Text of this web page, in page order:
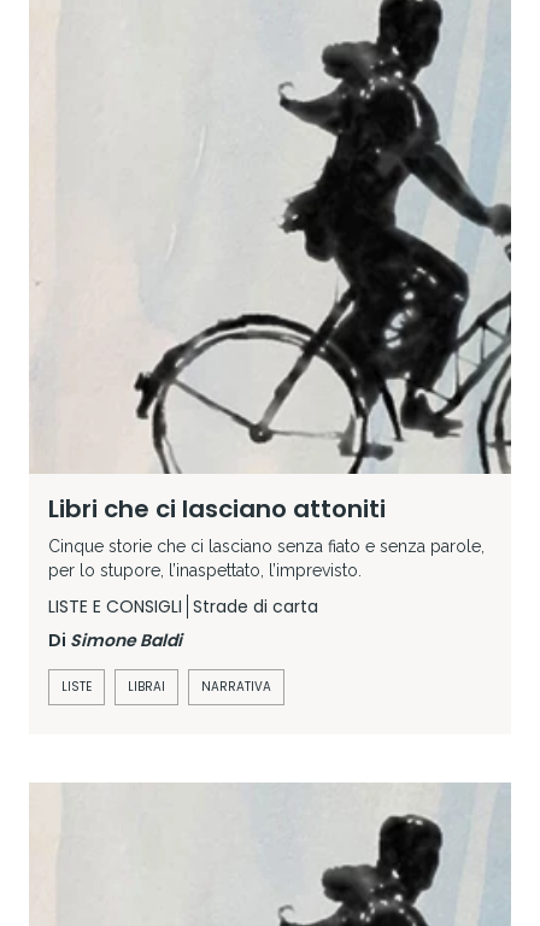
Libri che ci lasciano attoniti
Cinque storie che ci lasciano senza fiato e senza parole,
per lo stupore, l’inaspettato, l’imprevisto.
LISTE E CONSIGLI Strade di carta
Di Simone Baldi
LISTE LIBRAI NARRATIVA